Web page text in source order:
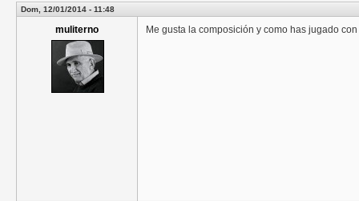
Dom, 12/01/2014 - 11:48
muliterno Me gusta la composición y como has jugado